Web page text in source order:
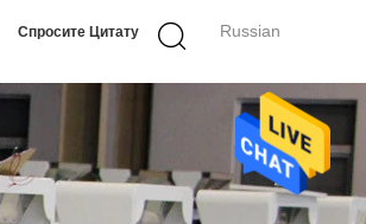
Russian
Спросите Цитату